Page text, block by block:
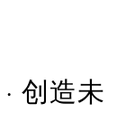
创造未